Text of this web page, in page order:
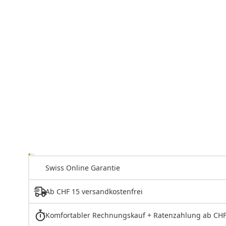
Swiss Online Garantie
Ab CHF 15 versandkostenfrei
Komfortabler Rechnungskauf + Ratenzahlung ab